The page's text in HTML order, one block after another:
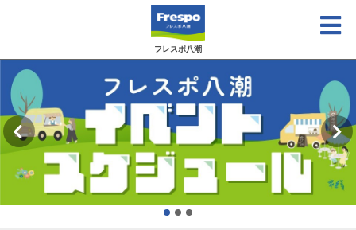
フレスポ八潮